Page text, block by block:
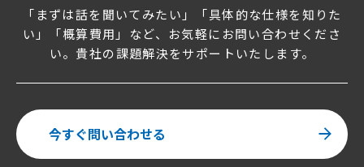
「まずは話を聞いてみたい」「具体的な仕様を知りた
い」「概算費用」など、 お気軽にお問い合わせくださ
い。貴社の課題解決をサポートいたします。
今すぐ問い合わせる